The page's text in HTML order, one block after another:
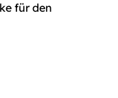
für den